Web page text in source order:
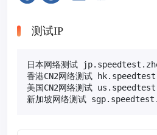
测试IP
日本网络测试
香港CN2网络测试
美国CN2网络测试
新加坡网络测试